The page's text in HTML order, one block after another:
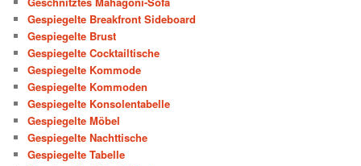
Gespiegelte Breakfront Sideboard
Gespiegelte Brust
Gespiegelte Cocktailtische
Gespiegelte Kommode
Gespiegelte Kommoden
Gespiegelte Konsolentabelle
Gespiegelte Möbel
Gespiegelte Nachttische
Gespiegelte Tabelle